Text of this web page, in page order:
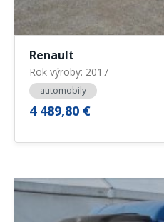
Renault
Rok výroby: 2017
automobily
4 489,80 €